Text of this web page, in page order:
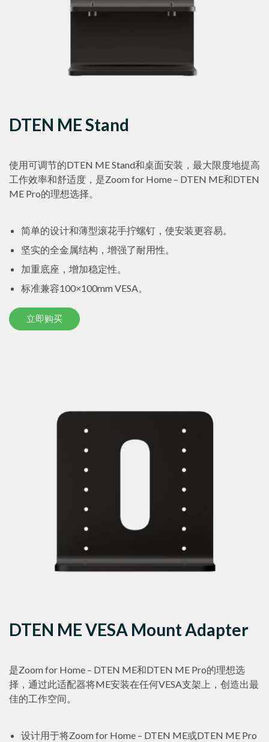
DTEN ME Stand
使用可调节的DTEN ME Stand和桌面安装，最大限度地提高
工作效率和舒适度，是Zoom for Home – DTEN ME和DTEN
ME Pro的理想选择。
简单的设计和薄型滚花手拧螺钉，使安装更容易。
坚实的全金属结构，增强了耐用性。
加重底座，增加稳定性。
标准兼容100×100mm VESA。
立即购买
DTEN ME VESA Mount Adapter
是Zoom for Home – DTEN ME和DTEN ME Pro的理想选
择，通过此适配器将ME安装在任何VESA支架上，创造出最
佳的工作空间。
设计用于将Zoom for Home – DTEN ME或DTEN ME Pro